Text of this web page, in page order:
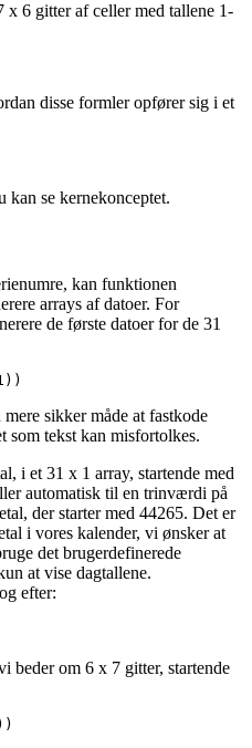
6 gitter af celler med tallene 1-
disse formler opfører sig i et
kan se kernekonceptet.
kan funktionen
arrays af datoer. For
de første datoer for de 31
sikker måde at fastkode
som tekst kan misfortolkes.
i et 31 x 1 array, startende med
automatisk til en trinværdi på
der starter med 44265. Det er
i vores kalender, vi ønsker at
det brugerdefinerede
at vise dagtallene.
efter:
beder om 6 x 7 gitter, startende